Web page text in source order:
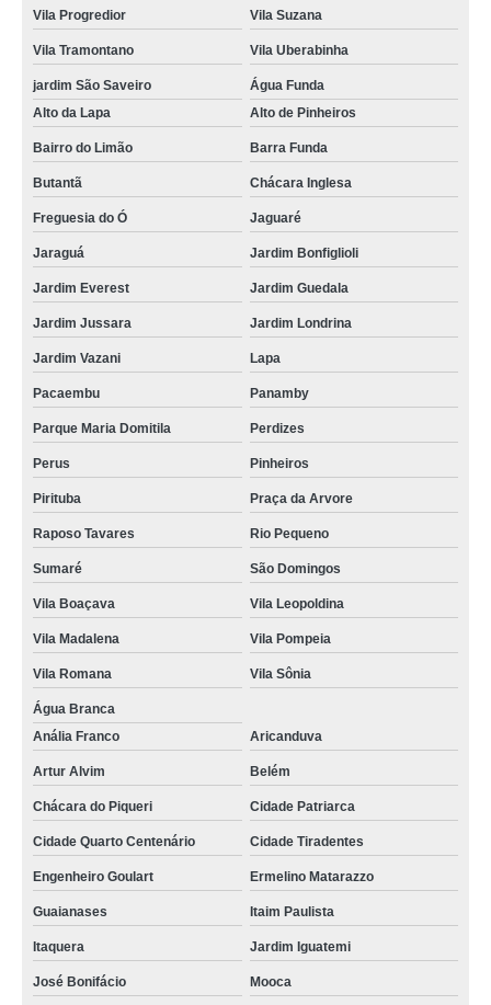
Vila Progredior Vila Suzana
Vila Tramontano Vila Uberabinha
jardim São Saveiro
Água Funda
Alto da Lapa
Alto de Pinheiros
Bairro do Limão Barra Funda
Butantã Chácara Inglesa
Freguesia do Ó Jaguaré
Jaraguá Jardim Bonfiglioli
Jardim Everest Jardim Guedala
Jardim Jussara Jardim Londrina
Jardim Vazani Lapa
Pacaembu Panamby
Parque Maria Domitila Perdizes
Perus Pinheiros
Pirituba Praça da Arvore
Raposo Tavares Rio Pequeno
Sumaré São Domingos
Vila Boaçava Vila Leopoldina
Vila Madalena Vila Pompeia
Vila Romana Vila Sônia
Água Branca
Anália Franco
Aricanduva
Artur Alvim Belém
Chácara do Piqueri Cidade Patriarca
Cidade Quarto Centenário Cidade Tiradentes
Engenheiro Goulart Ermelino Matarazzo
Guaianases Itaim Paulista
Itaquera Jardim Iguatemi
José Bonifácio Mooca